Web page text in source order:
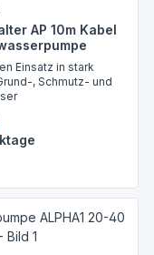
AP 10m Kabel
Einsatz in stark
, Schmutz- und